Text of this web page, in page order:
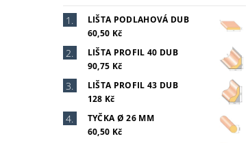
LIŠTA PODLAHOVÁ DUB
60,50 Kč
LIŠTA PROFIL 40 DUB
90,75 Kč
LIŠTA PROFIL 43 DUB
128 Kč
TYČKA Ø 26 MM
60,50 Kč